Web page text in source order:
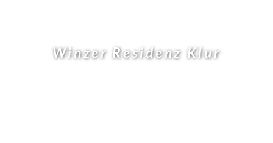
Winzer Residenz Klur